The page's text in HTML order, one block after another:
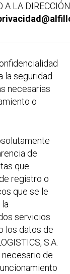
A LA
la seguridad
necesarias
o
de
que
registro o
que se le
servicios
los datos de
S.A.
de